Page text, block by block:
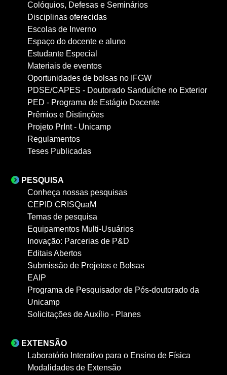
Colóquios, Defesas e Seminários
Disciplinas oferecidas
Escolas de Inverno
Espaço do docente e aluno
Estudante Especial
Materiais de eventos
Oportunidades de bolsas no IFGW
PDSE/CAPES - Doutorado Sanduíche no Exterior
PED - Programa de Estágio Docente
Prêmios e Distinções
Projeto PrInt - Unicamp
Regulamentos
Teses Publicadas
PESQUISA
Conheça nossas pesquisas
CEPID CRISQuaM
Temas de pesquisa
Equipamentos Multi-Usuários
Inovação: Parcerias de P&D
Editais Abertos
Submissão de Projetos e Bolsas
EAIP
Programa de Pesquisador de Pós-doutorado da
Unicamp
Solicitações de Auxílio - Planes
EXTENSÃO
Laboratório Interativo para o Ensino de Física
Modalidades de Extensão